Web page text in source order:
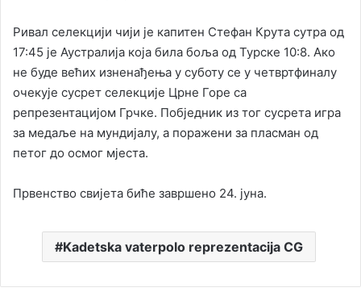
Ривал селекцији чији је капитен Стефан Крута сутра од
17:45 је Аустралија која била боља од Турске 10:8. Ако
не буде већих изненађења у суботу се у четвртфиналу
очекује сусрет селекције Црне Горе са
репрезентацијом Грчке. Побједник из тог сусрета игра
за медаље на мундијалу, а поражени за пласман од
петог до осмог мјеста.
Првенство свијета биће завршено 24. јуна.
Kadetska vaterpolo reprezentacija CG